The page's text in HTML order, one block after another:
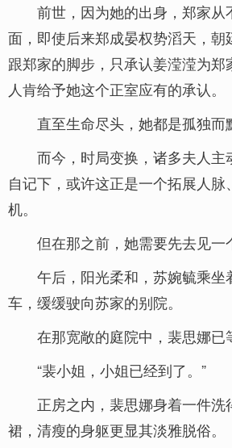
前世，因为她的出身，郑家从
面，即使后来郑成晏权势滔天，朝
跟郑家的脚步，只承认姜滢滢为
人肯给予她这个正室应有的承认。
直至生命尽头，她都是孤独而
而今，时局变换，诸多夫人主
自记下，或许这正是一个拓展人脉
机。
但在那之前，她需要先去见一
午后，阳光柔和，苏婉毓乘坐
车，缓缓驶向苏家的别院。
在那宽敞的庭院中，裴思娜已
“裴小姐，小姐已经到了。”
正房之内，裴思娜身着一件洗
裙，清瘦的身躯更显其淡雅脱俗。